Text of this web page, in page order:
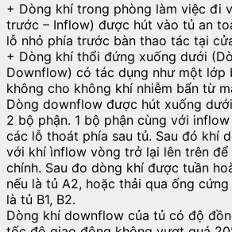
+ Dòng khí trong phòng làm việc đi
trước – Inflow) được hút vào tủ an
lỗ nhỏ phía trước bàn thao tác tại
+ Dòng khí thổi đứng xuống dưới
Downflow) có tác dụng như một lớp
không cho không khí nhiễm bẩn từ
Dòng downflow được hút xuống
2 bộ phận. 1 bộ phận cùng với
các lỗ thoát phía sau tủ. Sau đó khí
với khí ìnflow vòng trở lại lên trên để
chính. Sau đo dòng khí được tuần
nếu là tủ A2, hoặc thải qua ống
là tủ B1, B2.
Dòng khí downflow của tủ có độ